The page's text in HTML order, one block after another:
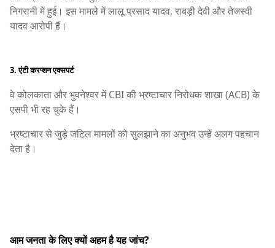
निगरानी में हुई। इस मामले में लालू प्रसाद यादव, राबड़ी देवी और तेजस्वी
यादव आरोपी हैं।
3. एंटी करप्शन एक्सपर्ट
वे कोलकाता और भुवनेश्वर में CBI की भ्रष्टाचार निरोधक शाखा (ACB) के
एसपी भी रह चुके हैं।
भ्रष्टाचार से जुड़े जटिल मामलों को सुलझाने का अनुभव उन्हें अलग पहचान
देता है।
आम जनता के लिए क्यों अहम है यह जांच?